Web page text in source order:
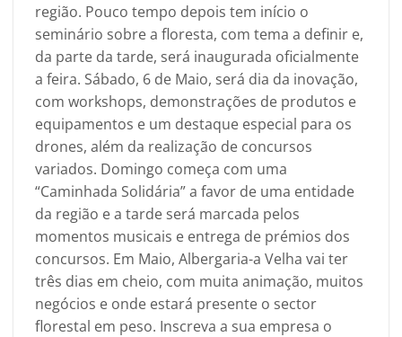
região. Pouco tempo depois tem início o
seminário sobre a floresta, com tema a definir e,
da parte da tarde, será inaugurada oficialmente
a feira. Sábado, 6 de Maio, será dia da inovação,
com workshops, demonstrações de produtos e
equipamentos e um destaque especial para os
drones, além da realização de concursos
variados. Domingo começa com uma
“Caminhada Solidária” a favor de uma entidade
da região e a tarde será marcada pelos
momentos musicais e entrega de prémios dos
concursos. Em Maio, Albergaria-a Velha vai ter
três dias em cheio, com muita animação, muitos
negócios e onde estará presente o sector
florestal em peso. Inscreva a sua empresa o